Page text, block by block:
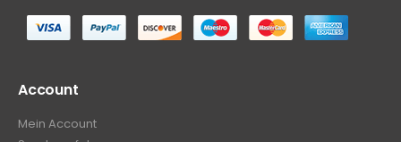
Account
Mein Account